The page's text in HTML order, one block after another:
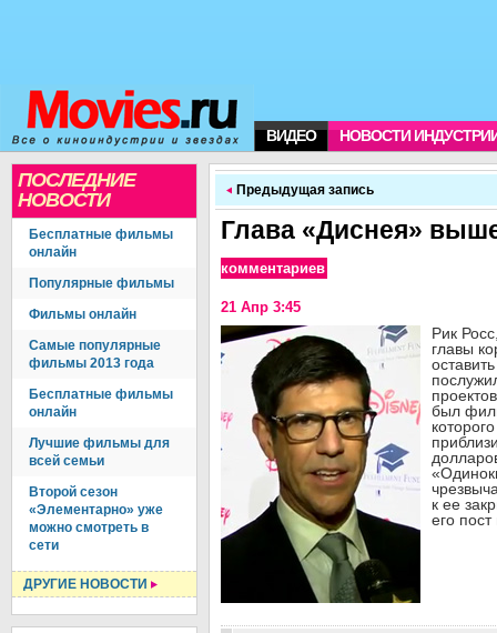
ВИДЕО НОВОСТИ
ПОСЛЕДНИЕ
НОВОСТИ
Бесплатные фильмы
онлайн
Популярные фильмы
Фильмы онлайн
Самые популярные
фильмы 2013 года
Бесплатные фильмы
онлайн
Лучшие фильмы для
всей семьи
Второй сезон
«Элементарно» уже
можно смотреть в
сети
ДРУГИЕ НОВОСТИ
Предыдущая запись
Глава «Диснея»
комментариев
21 Апр 3:45
Рик
главы
был
к ее
его